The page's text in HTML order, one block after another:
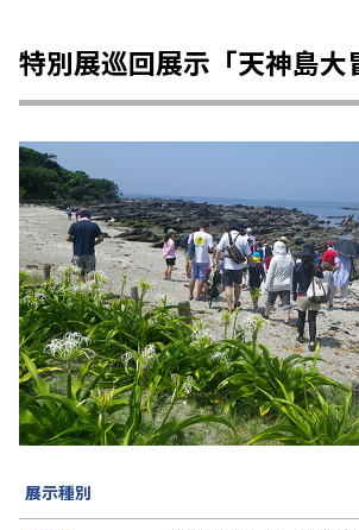
特別展巡回展示「天神島大
展示種別